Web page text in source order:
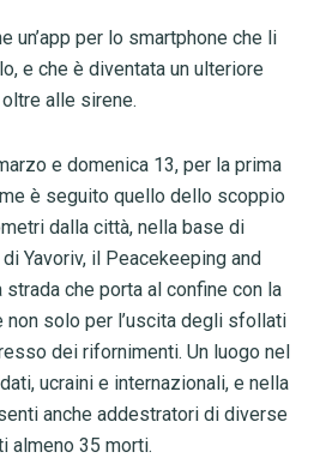
un’app per lo smartphone che li
e che è diventata un ulteriore
alle sirene.
e domenica 13, per la prima
è seguito quello dello scoppio
dalla città, nella base di
Yavoriv, il Peacekeeping and
strada che porta al confine con la
non solo per l’uscita degli sfollati
dei rifornimenti. Un luogo nel
ucraini e internazionali, e nella
anche addestratori di diverse
almeno 35 morti.